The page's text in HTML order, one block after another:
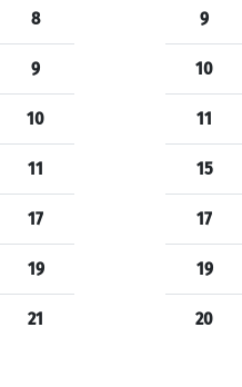
8
9
10
11
17
19
21
9
10
11
15
17
19
20